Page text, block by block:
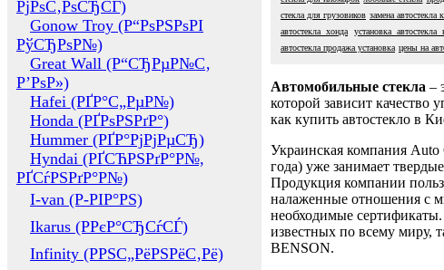
РјРѕС‚РѕСЂСЃ)
Gonow Troy (Р“РѕРЅРѕРІ
РўСЂРѕР№)
Great Wall (Р“СЂРµР№С‚
Р’РѕР»)
Hafei (РҐР°С„РµР№)
Honda (РҐРѕРЅРґР°)
Hummer (РҐР°РјРјРµСЂ)
Hyndai (РҐСЋРЅРґР°Р№,
РҐСѓРЅРґР°Р№)
I-van (Р-РІР°РЅ)
Ikarus (РРєР°СЂСѓСЃ)
Infinity (РРЅС„РёРЅРёС‚Рё)
стекла для грузовиков замена автостекла
автостекла хонда
установка автостекла
автостекла продажа установка цены на
Автомобильные стекла –
которой зависит качество
как купить автостекло в
Украинская компания Auto
года) уже занимает
Продукция компании
налаженные отношения с
необходимые
известных по всему миру,
BENSON.